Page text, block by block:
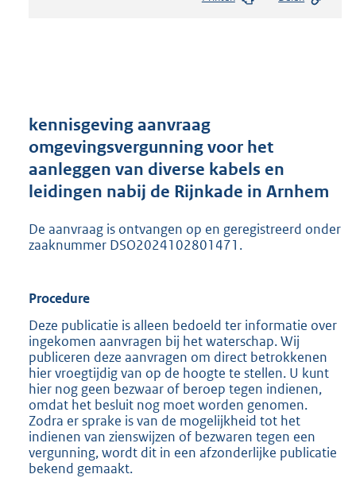
s
o
t
t
2
0
kennisgeving aanvraag
omgevingsvergunning voor het
aanleggen van diverse kabels en
leidingen nabij de Rijnkade in Arnhem
De aanvraag is ontvangen op en geregistreerd onder
zaaknummer DSO2024102801471.
Procedure
Deze publicatie is alleen bedoeld ter informatie over
ingekomen aanvragen bij het waterschap. Wij
publiceren deze aanvragen om direct betrokkenen
hier vroegtijdig van op de hoogte te stellen. U kunt
hier nog geen bezwaar of beroep tegen indienen,
omdat het besluit nog moet worden genomen.
Zodra er sprake is van de mogelijkheid tot het
indienen van zienswijzen of bezwaren tegen een
vergunning, wordt dit in een afzonderlijke publicatie
bekend gemaakt.